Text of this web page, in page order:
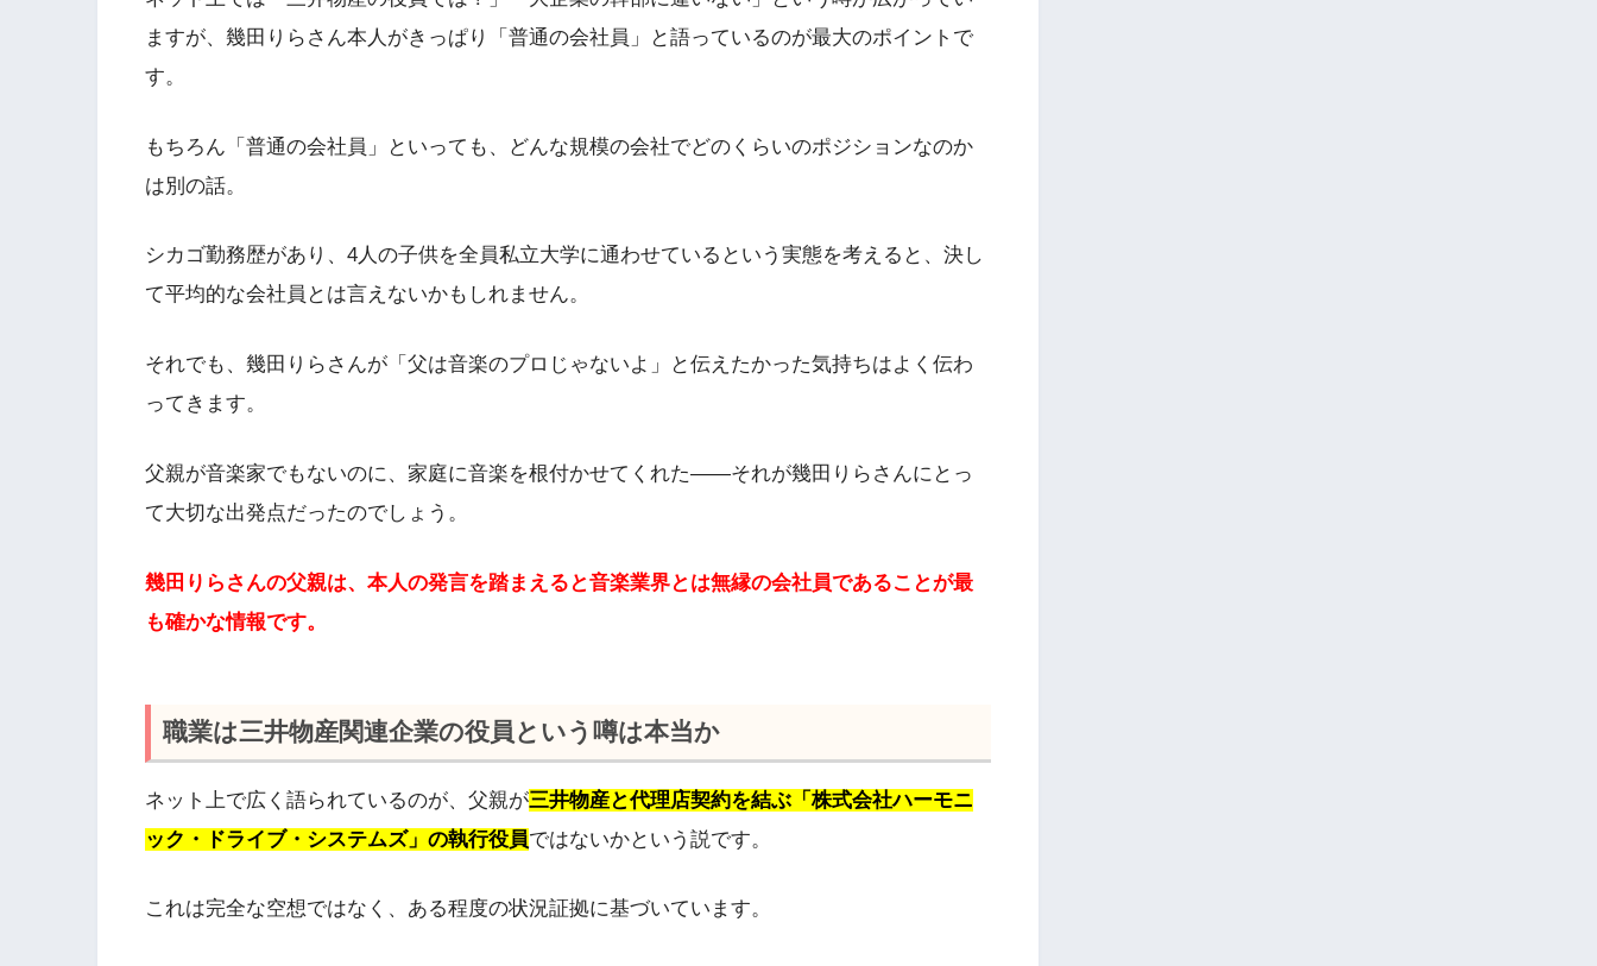
ますが、幾田りらさん本人がきっぱり「普通の会社員」と語っているのが最大のポイントで
す。
もちろん「普通の会社員」といっても、どんな規模の会社でどのくらいのポジションなのか
は別の話。
シカゴ勤務歴があり、4人の子供を全員私立大学に通わせているという実態を考えると、決し
て平均的な会社員とは言えないかもしれません。
それでも、幾田りらさんが「父は音楽のプロじゃないよ」と伝えたかった気持ちはよく伝わ
ってきます。
父親が音楽家でもないのに、家庭に音楽を根付かせてくれた——それが幾田りらさんにとっ
て大切な出発点だったのでしょう。
幾田りらさんの父親は、本人の発言を踏まえると音楽業界とは無縁の会社員であることが最
も確かな情報です。
職業は三井物産関連企業の役員という噂は本当か
ネット上で広く語られているのが、父親が三井物産と代理店契約を結ぶ「株式会社ハーモニ
ック・ドライブ・システムズ」の執行役員ではないかという説です。
これは完全な空想ではなく、ある程度の状況証拠に基づいています。